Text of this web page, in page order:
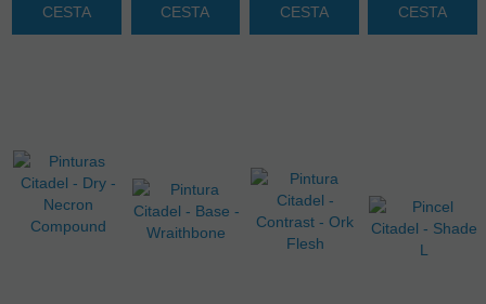
CESTA
CESTA
CESTA
CESTA